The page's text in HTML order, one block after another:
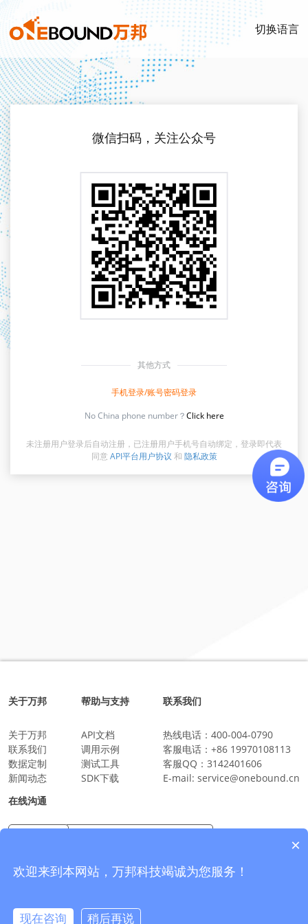
切换语言
微信扫码，关注公众号
其他方式
手机登录/账号密码登录
No China phone number？Click here
未注册用户登录后自动注册，已注册用户手机号自动绑定，登录即代表
同意 API平台用户协议 和 隐私政策
关于万邦
关于万邦
联系我们
数据定制
新闻动态
帮助与支持
API文档
调用示例
测试工具
SDK下载
联系我们
热线电话： 400-004-0790
客服电话： +86 19970108113
客服QQ： 3142401606
E-mail: service@onebound.cn
在线沟通
×
欢迎来到本网站，万邦科技竭诚为您服务！
现在咨询 稍后再说